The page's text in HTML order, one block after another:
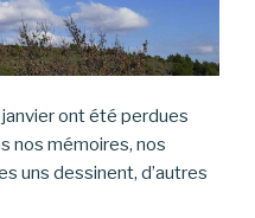
ont été perdues
nos mémoires, nos
uns dessinent, d’autres